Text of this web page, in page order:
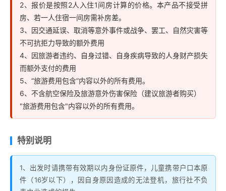
2、报价是按照2人入住1间房计算的价格。本产品不接受拼
房、若一人住宿一间房需补房差。
3、因交通延误、取消等意外事件或战争、罢工、自然灾害等
不可抗拒力导致的额外费用
4、因旅游者违约、自身过错、自身疾病导致的人身财产损失
而额外支付的费用
5、“旅游费用包含”内容以外的所有费用。
6、不含航空保险及旅游意外伤害保险（建议旅游者购买）
"旅游费用包含"内容以外的所有费用。
特别说明
1、出发时请携带有效期以内身份证原件，儿童携带户口本原
件（16岁以下），因自身原因造成的无法登机，旅行社不负